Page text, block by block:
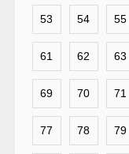
53 54 55
61 62 63
69 70 71
77 78 79